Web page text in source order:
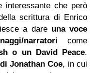
interessante che però
scrittura di Enrico
a dare una voce
narratori come
o un David Peace.
Jonathan Coe, in cui